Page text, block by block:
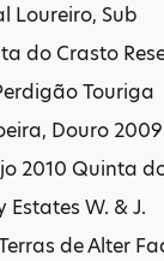
Loureiro, Sub
do Crasto
Touriga
Douro 2009
2010 Quinta
W. & J.
de Alter